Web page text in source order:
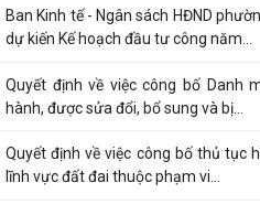
dự kiến Kế hoạch đầu tư công năm...
hành, được sửa đổi, bổ sung và bị...
lĩnh vực đất đai thuộc phạm vi...